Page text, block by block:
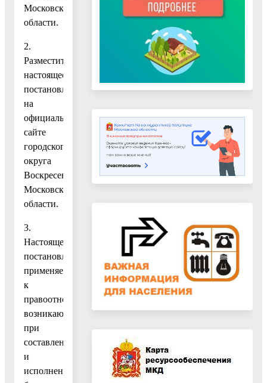
Московской
области.
2.
Разместить
настоящее
постановление
на
официальном
сайте
городского
округа
Воскресенск
Московской
области.
3.
Настоящее
постановление
применяется
к
правоотношениям,
возникающим
при
составлении
и
исполнении